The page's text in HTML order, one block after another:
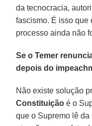
da tecnocracia,
fascismo. É isso que
processo ainda não
Se o Temer
depois do
Não existe solução
Constituição é o
que o Supremo lê